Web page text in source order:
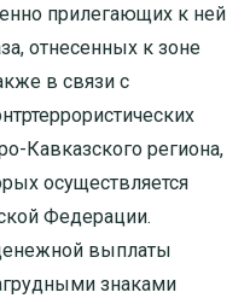
прилегающих к ней
отнесенных к зоне
в связи с
Кавказского региона,
осуществляется
Федерации.
выплаты
знаками